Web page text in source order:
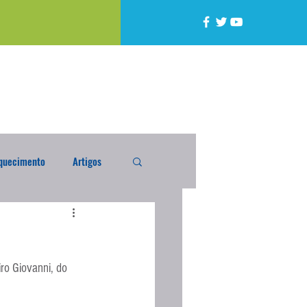
Artigos
Compra Exterior
Enquete
Giovanni, do